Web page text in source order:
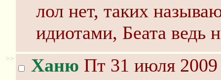
лол нет, таких
идиотами, Беата ведь
>> Ханю Пт 31 июля